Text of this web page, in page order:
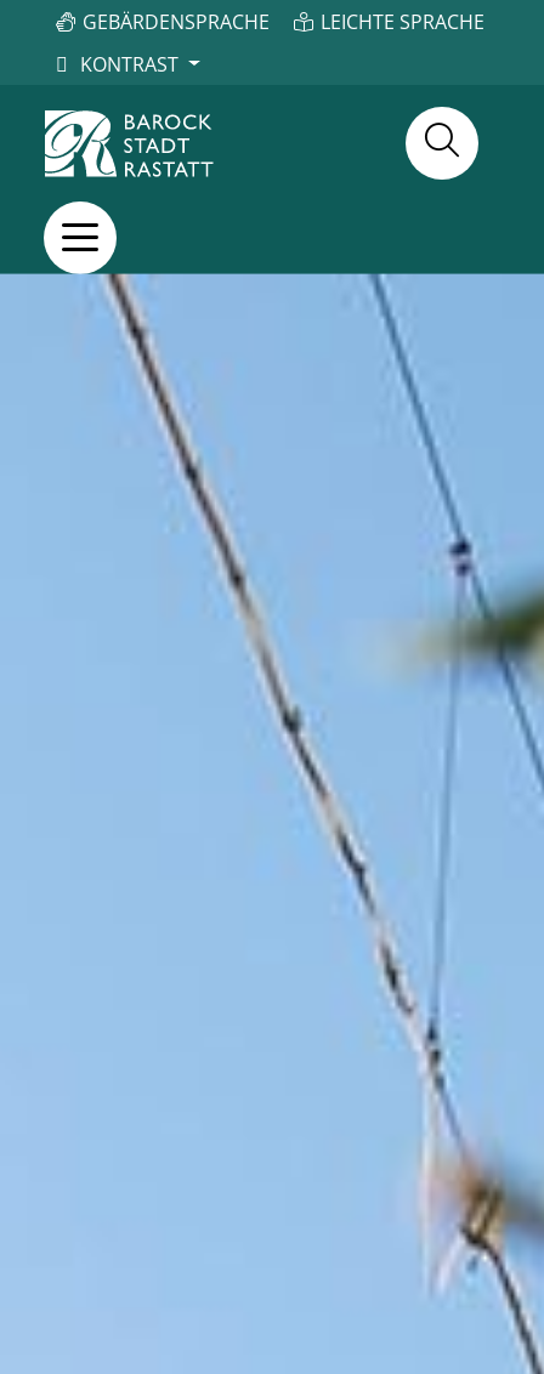
GEBÄRDENSPRACHE
LEICHTE SPRACHE
KONTRAST